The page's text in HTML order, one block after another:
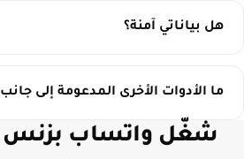
هل بياناتي آمنة؟
ما الأدوات الأخرى المدعومة إلى جانب ChatGPT؟